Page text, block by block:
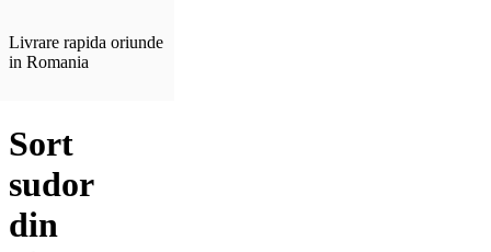
Livrare rapida oriunde
in Romania
Sort
sudor
din